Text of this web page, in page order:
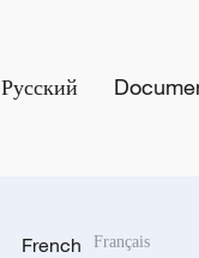
Русский
French Français